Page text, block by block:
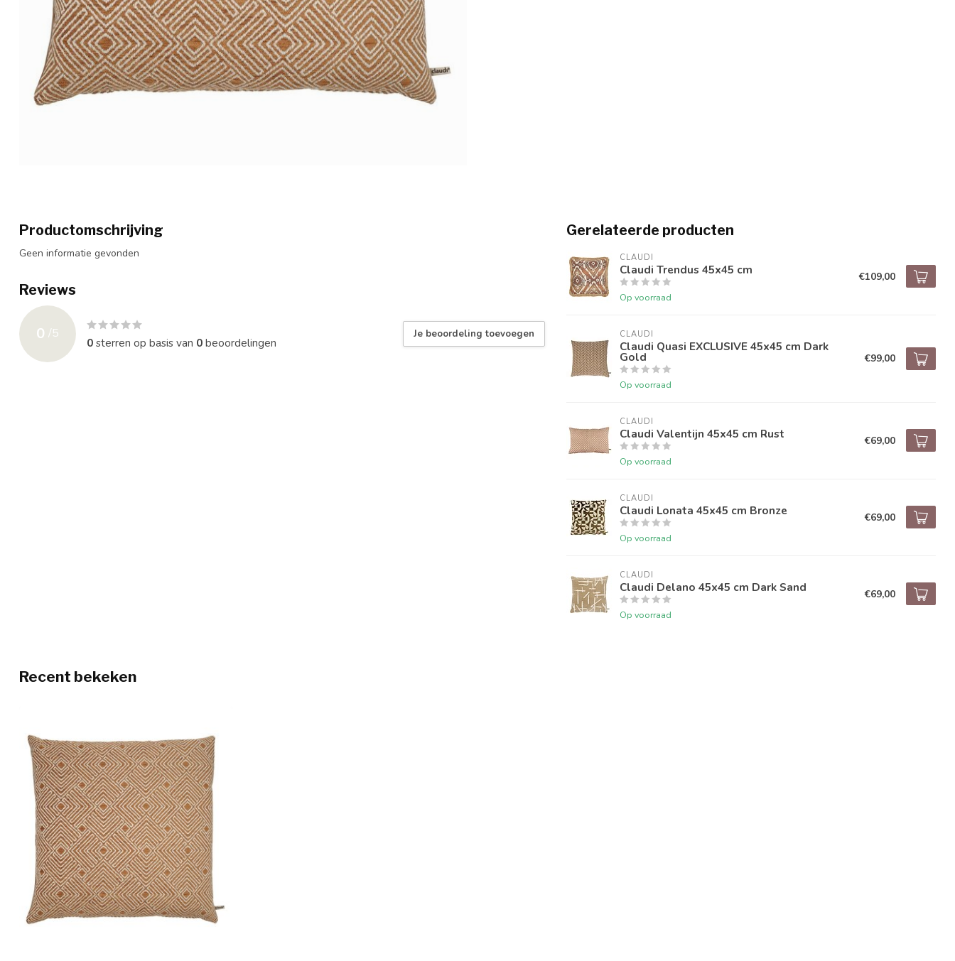
Productomschrijving
Geen informatie gevonden
Reviews
0 /5
0sterren op basis van 0beoordelingen
Je beoordeling toevoegen
Gerelateerde producten
CLAUDI
Claudi Trendus 45x45 cm
Op voorraad
€109,00
CLAUDI
Claudi Quasi EXCLUSIVE 45x45 cm Dark
Gold
Op voorraad
€99,00
CLAUDI
Claudi Valentijn 45x45 cm Rust
Op voorraad
€69,00
CLAUDI
Claudi Lonata 45x45 cm Bronze
Op voorraad
€69,00
CLAUDI
Claudi Delano 45x45 cm Dark Sand
Op voorraad
€69,00
Recent bekeken